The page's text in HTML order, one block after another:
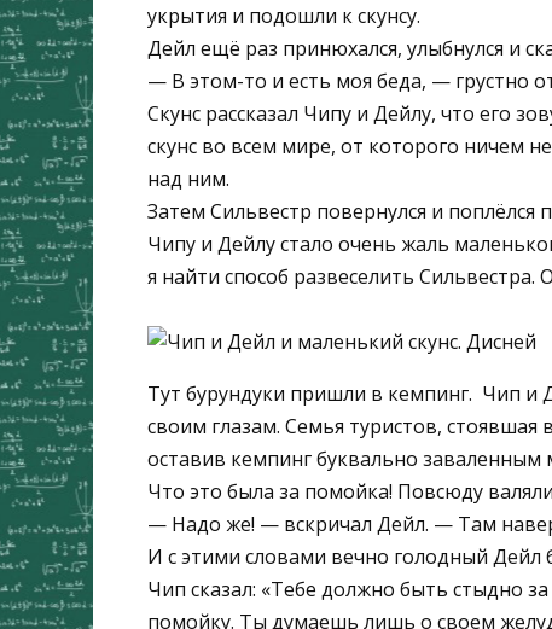
укрытия и подошли к скунсу.
Дейл ещё раз принюхался, улыбнулся и
— В этом-то и есть моя беда, — грустно
Скунс рассказал Чипу и Дейлу, что его
скунс во всем мире, от которого ничем
над ним.
Затем Сильвестр повернулся и поплёлся
Чипу и Дейлу стало очень жаль
я найти способ развеселить
Тут бурундуки пришли в кемпинг. Чип и
своим глазам. Семья туристов, стоявшая
оставив кемпинг буквально заваленным
Что это была за помойка! Повсюду
— Надо же! — вскричал Дейл. — Там
И с этими словами вечно голодный Дейл
Чип сказал: «Тебе должно быть стыдно
помойку. Ты думаешь лишь о своем